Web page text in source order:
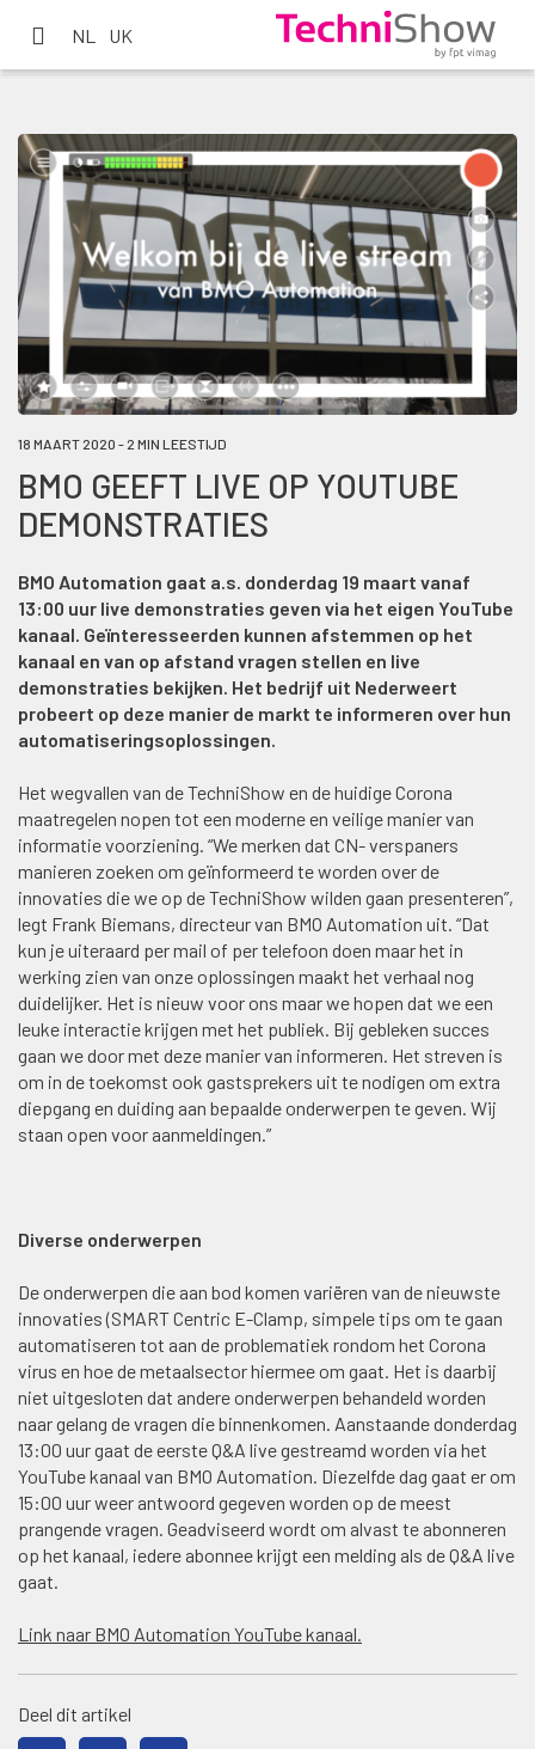
NL UK
18 MAART 2020 - 2 MIN LEESTIJD
BMO GEEFT LIVE OP YOUTUBE
DEMONSTRATIES
BMO Automation gaat a.s. donderdag 19 maart vanaf
13:00 uur live demonstraties geven via het eigen YouTube
kanaal. Geïnteresseerden kunnen afstemmen op het
kanaal en van op afstand vragen stellen en live
demonstraties bekijken. Het bedrijf uit Nederweert
probeert op deze manier de markt te informeren over hun
automatiseringsoplossingen.
Het wegvallen van de TechniShow en de huidige Corona
maatregelen nopen tot een moderne en veilige manier van
informatie voorziening. “We merken dat CN- verspaners
manieren zoeken om geïnformeerd te worden over de
innovaties die we op de TechniShow wilden gaan presenteren”,
legt Frank Biemans, directeur van BMO Automation uit. “Dat
kun je uiteraard per mail of per telefoon doen maar het in
werking zien van onze oplossingen maakt het verhaal nog
duidelijker. Het is nieuw voor ons maar we hopen dat we een
leuke interactie krijgen met het publiek. Bij gebleken succes
gaan we door met deze manier van informeren. Het streven is
om in de toekomst ook gastsprekers uit te nodigen om extra
diepgang en duiding aan bepaalde onderwerpen te geven. Wij
staan open voor aanmeldingen.”
Diverse onderwerpen
De onderwerpen die aan bod komen variëren van de nieuwste
innovaties (SMART Centric E-Clamp, simpele tips om te gaan
automatiseren tot aan de problematiek rondom het Corona
virus en hoe de metaalsector hiermee om gaat. Het is daarbij
niet uitgesloten dat andere onderwerpen behandeld worden
naar gelang de vragen die binnenkomen. Aanstaande donderdag
13:00 uur gaat de eerste Q&A live gestreamd worden via het
YouTube kanaal van BMO Automation. Diezelfde dag gaat er om
15:00 uur weer antwoord gegeven worden op de meest
prangende vragen. Geadviseerd wordt om alvast te abonneren
op het kanaal, iedere abonnee krijgt een melding als de Q&A live
gaat.
Link naar BMO Automation YouTube kanaal.
Deel dit artikel